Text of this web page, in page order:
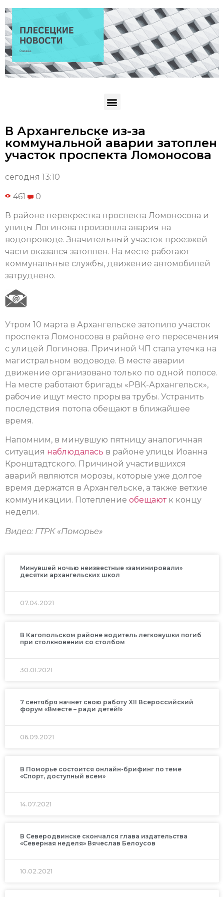
В Архангельске из-за
коммунальной аварии затоплен
участок проспекта Ломоносова
сегодня 13:10
461 0
В районе перекрестка проспекта Ломоносова и
улицы Логинова произошла авария на
водопроводе. Значительный участок проезжей
части оказался затоплен. На месте работают
коммунальные службы, движение автомобилей
затруднено.
Утром 10 марта в Архангельске затопило участок
проспекта Ломоносова в районе его пересечения
с улицей Логинова. Причиной ЧП стала утечка на
магистральном водоводе. В месте аварии
движение организовано только по одной полосе.
На месте работают бригады «РВК-Архангельск»,
рабочие ищут место прорыва трубы. Устранить
последствия потопа обещают в ближайшее
время.
Напомним, в минувшую пятницу аналогичная
ситуация наблюдалась в районе улицы Иоанна
Кронштадтского. Причиной участившихся
аварий являются морозы, которые уже долгое
время держатся в Архангельске, а также ветхие
коммуникации. Потепление обещаютк концу
недели.
Видео: ГТРК «Поморье»
Минувшей ночью неизвестные «заминировали»
десятки архангельских школ
07.04.2021
В Кагопольском районе водитель легковушки погиб
при столкновении со столбом
30.01.2021
7 сентября начнет свою работу XII Всероссийский
форум «Вместе – ради детей!»
06.09.2021
В Поморье состоится онлайн-брифинг по теме
«Спорт, доступный всем»
14.07.2021
В Северодвинске скончался глава издательства
«Северная неделя» Вячеслав Белоусов
10.02.2021